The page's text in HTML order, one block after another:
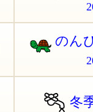
のん
冬